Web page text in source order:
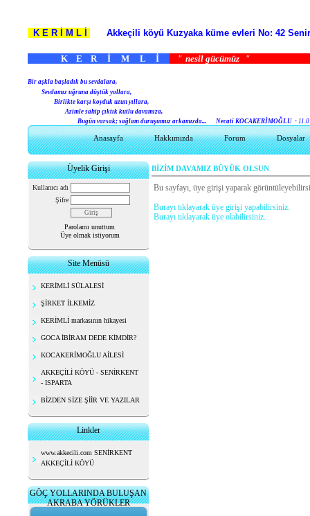
K E R İ M L İ Akkeçili köyü Kuzyaka küme evleri No: 42
K E R İ M L İ " nesil gücümüz
Bir aşkla başladık bu sevdalara,
Sevdamız uğruna düştük yollara,
Birlikte karşı koyduk uzun yıllara,
Azimle sahip çıktık kutlu davamıza,
Bugün varsak; sağlam duruşumuz arkamızda...
Necati KOCAKERİMOĞLU -
Anasayfa Hakkımızda Forum Dosyalar
Üyelik Girişi
Kullanıcı adı
Şifre
Parolamı unuttum
Üye olmak istiyorum
Site Menüsü
KERİMLİ SÜLALESİ
ŞİRKET İLKEMİZ
KERİMLİ markasının hikayesi
GOCA İBİRAM DEDE KİMDİR?
KOCAKERİMOĞLU AİLESİ
AKKEÇİLİ KÖYÜ - SENİRKENT
- ISPARTA
BİZDEN SİZE ŞİİR VE YAZILAR
Linkler
www.akkecili.com SENİRKENT
AKKEÇİLİ KÖYÜ
GÖÇ YOLLARINDA BULUŞAN
AKRABA YÖRÜKLER
BİZİM DAVAMIZ BÜYÜK OLSUN
Bu sayfayı, üye girişi yaparak
Burayı tıklayarak üye girişi yapabilirsiniz.
Burayı tıklayarak üye olabilirsiniz.